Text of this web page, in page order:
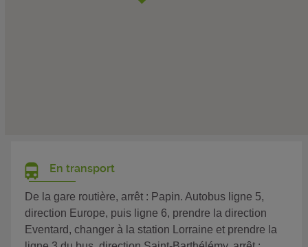
En transport
De la gare routière, arrêt : Papin. Autobus ligne 5,
direction Europe, puis ligne 6, prendre la direction
Eventard, changer à la station Lorraine et prendre la